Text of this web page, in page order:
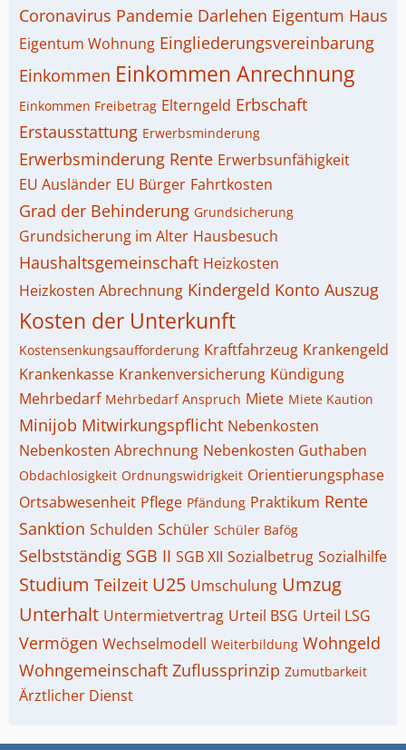
Coronavirus Pandemie Darlehen Eigentum Haus
Eigentum Wohnung Eingliederungsvereinbarung
Einkommen Einkommen Anrechnung
Einkommen Freibetrag Elterngeld Erbschaft
Erstausstattung Erwerbsminderung
Erwerbsminderung Rente Erwerbsunfähigkeit
EU Ausländer EU Bürger Fahrtkosten
Grad der Behinderung Grundsicherung
Grundsicherung im Alter Hausbesuch
Haushaltsgemeinschaft Heizkosten
Heizkosten Abrechnung Kindergeld Konto Auszug
Kosten der Unterkunft
Kostensenkungsaufforderung Kraftfahrzeug Krankengeld
Krankenkasse Krankenversicherung Kündigung
Mehrbedarf Mehrbedarf Anspruch Miete Miete Kaution
Minijob Mitwirkungspflicht Nebenkosten
Nebenkosten Abrechnung Nebenkosten Guthaben
Obdachlosigkeit Ordnungswidrigkeit Orientierungsphase
Ortsabwesenheit Pflege Pfändung Praktikum Rente
Sanktion Schulden Schüler Schüler Bafög
Selbstständig SGB II SGB XII Sozialbetrug Sozialhilfe
Studium Teilzeit U25 Umschulung Umzug
Unterhalt Untermietvertrag Urteil BSG Urteil LSG
Vermögen Wechselmodell Weiterbildung Wohngeld
Wohngemeinschaft Zuflussprinzip Zumutbarkeit
Ärztlicher Dienst